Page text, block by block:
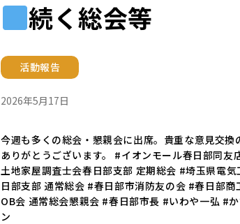
続く総会等
活動報告
2026年5月17日
今週も多くの総会・懇親会に出席。貴重な意見交換
ありがとうございます。 #イオンモール春日部同友
土地家屋調査士会春日部支部 定期総会 #埼玉県電
日部支部 通常総会 #春日部市消防友の会 #春日部商
OB会 通常総会懇親会 #春日部市長 #いわや一弘 #
ン